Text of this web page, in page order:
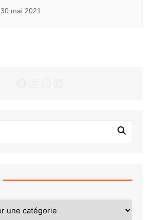
30 mai 2021